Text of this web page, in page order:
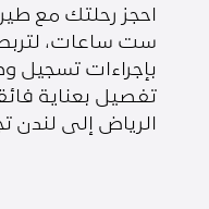
احجز رحلتك مع
ست ساعات، لتربط
بإجراءات تسجيل
تفصيل بعناية
الرياض إلى لندن